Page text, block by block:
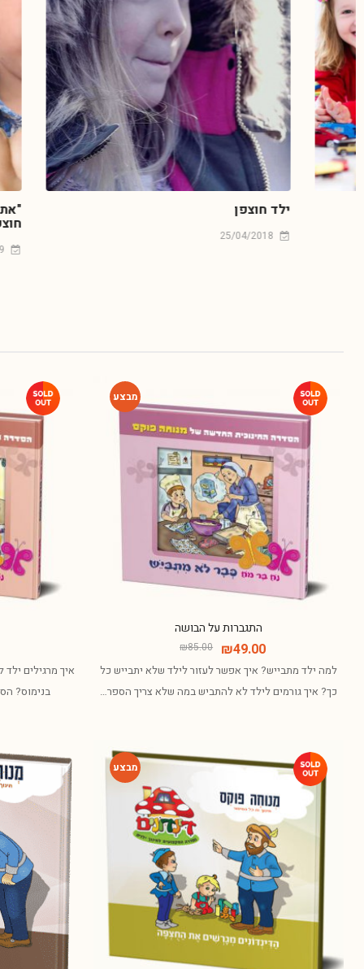
"את לא ילד חוצפן
-42%
התגברות על הבושה
₪85.00 ₪49.00
למה ילד מתבייש? איך אפשר לעזור לילד שלא יתבייש כל
כך? איך גורמים לילד לא להתביש במה שלא צריך הספר…
איך מרגילים
בנימוס?